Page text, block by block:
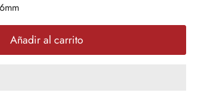
Añadir al carrito